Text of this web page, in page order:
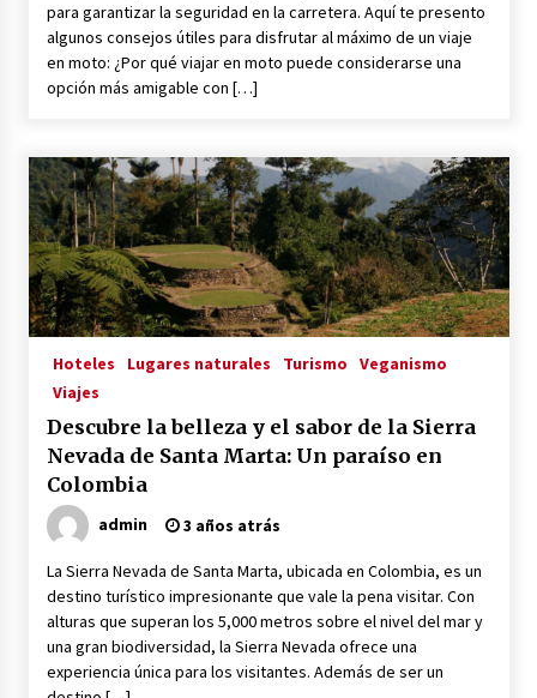
para garantizar la seguridad en la carretera. Aquí te presento
algunos consejos útiles para disfrutar al máximo de un viaje
en moto: ¿Por qué viajar en moto puede considerarse una
opción más amigable con […]
Hoteles Lugares naturales Turismo
Veganismo
Viajes
Descubre la belleza y el sabor de la Sierra
Nevada de Santa Marta: Un paraíso en
Colombia
admin 3 años atrás
La Sierra Nevada de Santa Marta, ubicada en Colombia, es un
destino turístico impresionante que vale la pena visitar. Con
alturas que superan los 5,000 metros sobre el nivel del mar y
una gran biodiversidad, la Sierra Nevada ofrece una
experiencia única para los visitantes. Además de ser un